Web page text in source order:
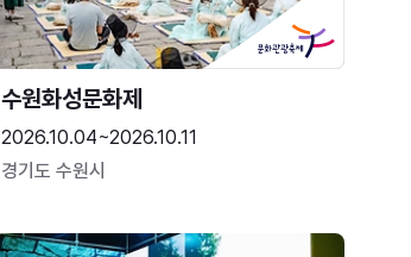
수원화성문화제
2026.10.04~2026.10.11
경기도 수원시